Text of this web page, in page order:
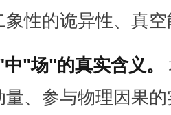
性的诡异性、真
"场"的真实含义。
、参与物理因果